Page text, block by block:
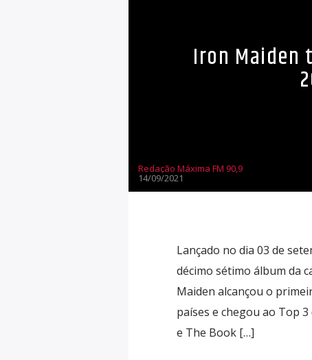
Iron Maiden
Redação Máxima FM 90,9
14/09/2021
Lançado no dia 03 de
décimo sétimo álbum da
Maiden alcançou o
países e chegou ao Top
e The Book […]